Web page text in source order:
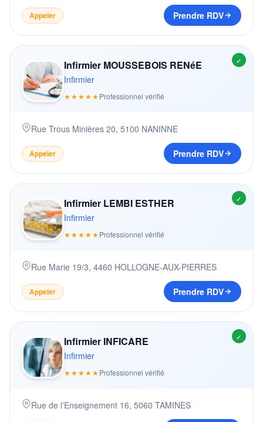
Appeler Prendre RDV
✓
Infirmier MOUSSEBOIS RENéE
Infirmier
★★★★★Professionnel vérifié
Rue Trous Minières 20, 5100 NANINNE
Appeler Prendre RDV
✓
Infirmier LEMBI ESTHER
Infirmier
★★★★★Professionnel vérifié
Rue Marie 19/3, 4460 HOLLOGNE-AUX-PIERRES
Appeler Prendre RDV
✓
Infirmier INFICARE
Infirmier
★★★★★Professionnel vérifié
Rue de l'Enseignement 16, 5060 TAMINES